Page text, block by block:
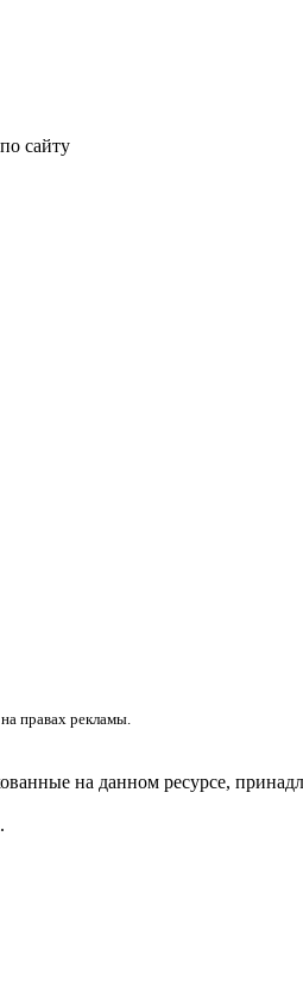
сайту
правах рекламы.
на данном ресурсе,